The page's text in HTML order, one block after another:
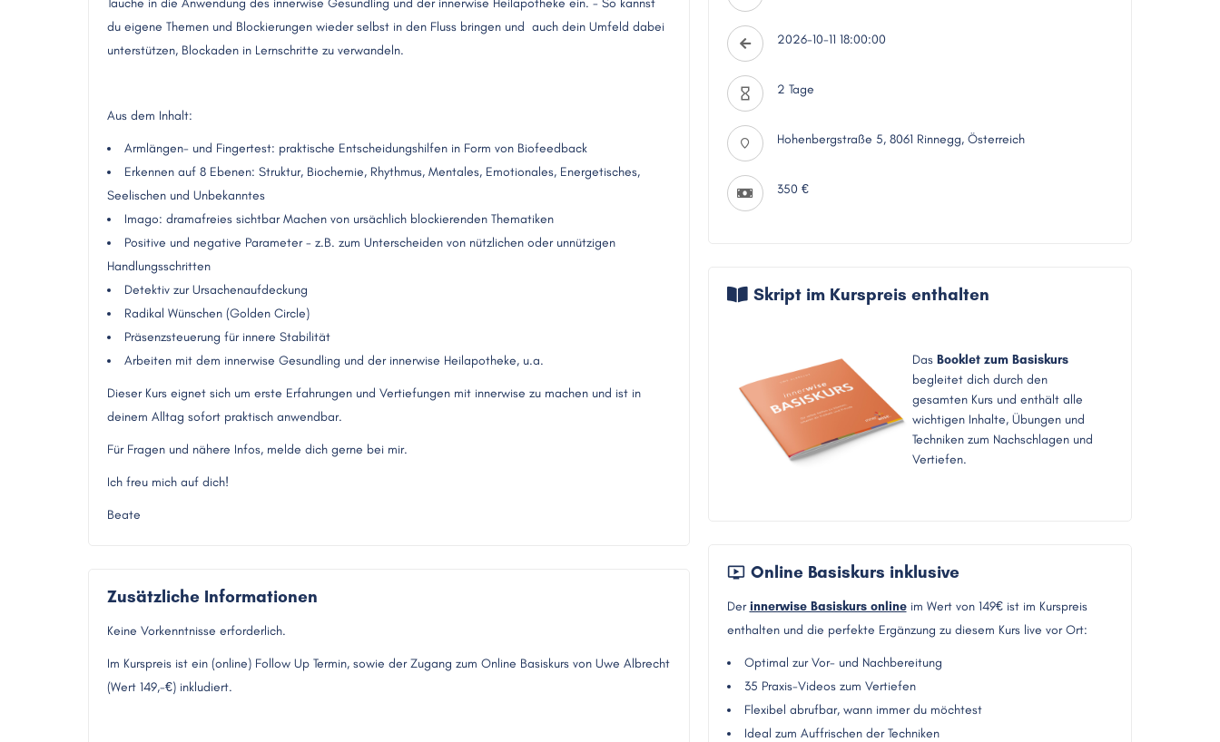
du eigene Themen und Blockierungen wieder selbst in den Fluss bringen und auch dein Umfeld dabei
unterstützen, Blockaden in Lernschritte zu verwandeln.
Aus dem Inhalt:
Armlängen- und Fingertest: praktische Entscheidungshilfen in Form von Biofeedback
Erkennen auf 8 Ebenen: Struktur, Biochemie, Rhythmus, Mentales, Emotionales, Energetisches,
Seelischen und Unbekanntes
Imago: dramafreies sichtbar Machen von ursächlich blockierenden Thematiken
Positive und negative Parameter - z.B. zum Unterscheiden von nützlichen oder unnützigen
Handlungsschritten
Detektiv zur Ursachenaufdeckung
Radikal Wünschen (Golden Circle)
Präsenzsteuerung für innere Stabilität
Arbeiten mit dem innerwise Gesundling und der innerwise Heilapotheke, u.a.
Dieser Kurs eignet sich um erste Erfahrungen und Vertiefungen mit innerwise zu machen und ist in
deinem Alltag sofort praktisch anwendbar.
Für Fragen und nähere Infos, melde dich gerne bei mir.
Ich freu mich auf dich!
Beate
Zusätzliche Informationen
Keine Vorkenntnisse erforderlich.
Im Kurspreis ist ein (online) Follow Up Termin, sowie der Zugang zum Online Basiskurs von Uwe Albrecht
(Wert 149,-€) inkludiert.
2026-10-11 18:00:00
2 Tage
Hohenbergstraße 5, 8061 Rinnegg, Österreich
350 €
Skript im Kurspreis enthalten
Das Booklet zum Basiskurs
begleitet dich durch den
gesamten Kurs und enthält alle
wichtigen Inhalte, Übungen und
Techniken zum Nachschlagen und
Vertiefen.
Online Basiskurs inklusive
Derinnerwise Basiskurs onlineim Wert von 149€ ist im Kurspreis
enthalten und die perfekte Ergänzung zu diesem Kurs live vor Ort:
Optimal zur Vor- und Nachbereitung
35 Praxis-Videos zum Vertiefen
Flexibel abrufbar, wann immer du möchtest
Ideal zum Auffrischen der Techniken